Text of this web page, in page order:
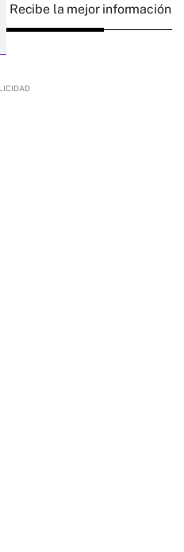
Recibe la mejor información